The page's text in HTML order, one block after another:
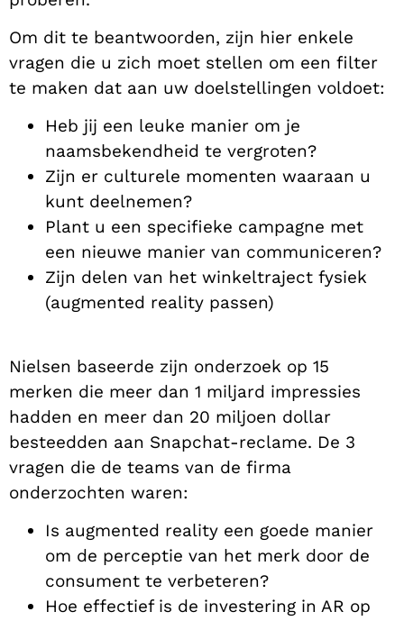
Om dit te beantwoorden, zijn hier enkele
vragen die u zich moet stellen om een filter
te maken dat aan uw doelstellingen voldoet:
Heb jij een leuke manier om je
naamsbekendheid te vergroten?
Zijn er culturele momenten waaraan u
kunt deelnemen?
Plant u een specifieke campagne met
een nieuwe manier van communiceren?
Zijn delen van het winkeltraject fysiek
(augmented reality passen)
Nielsen baseerde zijn onderzoek op 15
merken die meer dan 1 miljard impressies
hadden en meer dan 20 miljoen dollar
besteedden aan Snapchat-reclame. De 3
vragen die de teams van de firma
onderzochten waren:
Is augmented reality een goede manier
om de perceptie van het merk door de
consument te verbeteren?
Hoe effectief is de investering in AR op